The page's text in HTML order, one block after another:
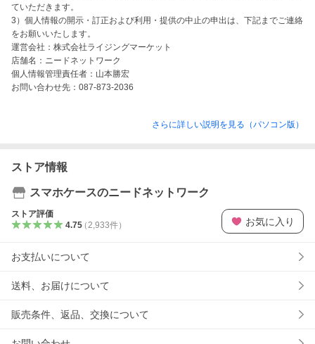
ていただきます。
3）個人情報の開示・訂正および利用・提供の中止の申出は、下記までご連絡
をお願いいたします。
運営会社：株式会社ライジングマーケット
店舗名：ニードネットワーク
個人情報管理責任者：山本勝宏
お問い合わせ先：087-873-2036
さらに詳しい説明を見る（パソコン版）
ストア情報
スマホケースのニードネットワーク
ストア評価
4.75（ 2,933件） お気に入り
お支払いについて
送料、お届けについて
販売条件、返品、交換について